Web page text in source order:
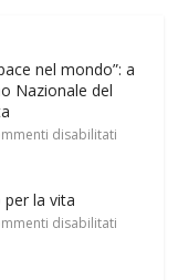
nel mondo”: a
Nazionale del
disabilitati
la vita
disabilitati